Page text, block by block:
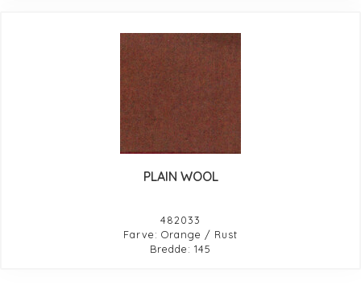
PLAIN WOOL
482033
Farve: Orange / Rust
Bredde: 145